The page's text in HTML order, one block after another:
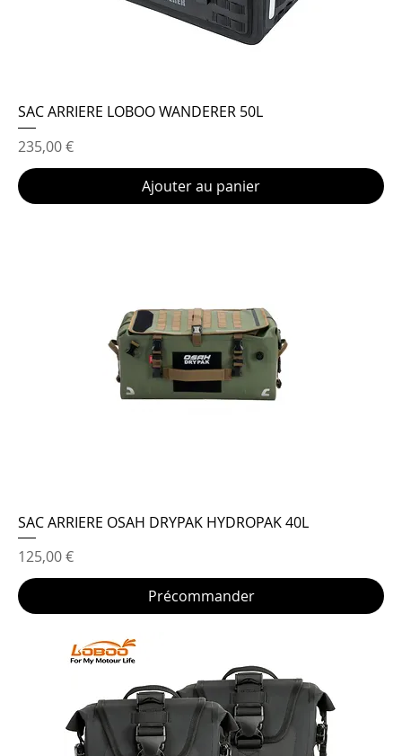
SAC ARRIERE LOBOO WANDERER 50L
Prix
235,00 €
Ajouter au panier
SAC ARRIERE OSAH DRYPAK HYDROPAK 40L
Prix
125,00 €
Précommander